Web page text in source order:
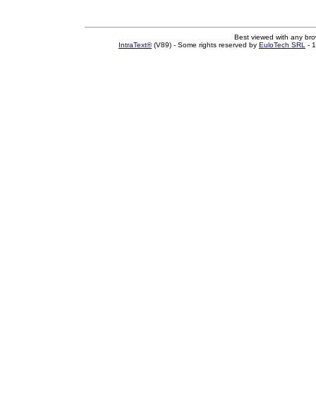
Best viewed with any
IntraText®(V89) - Some rights reserved by EuloTech SRL -